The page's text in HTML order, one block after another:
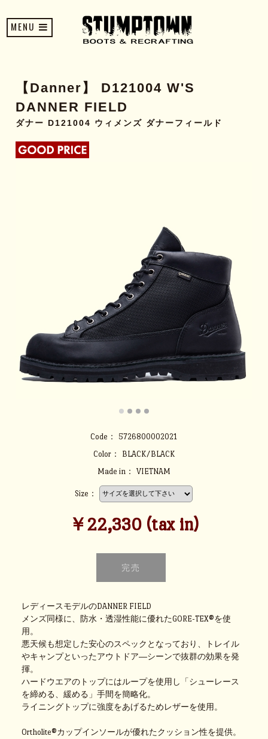
MENU
【Danner】 D121004 W'S
DANNER FIELD
ダナー D121004 ウィメンズ ダナーフィールド
Code：
5726800002021
Color：
BLACK/BLACK
Made in：
VIETNAM
Size：
￥22,330 (tax in)
レディースモデルのDANNER FIELD
メンズ同様に、防水・透湿性能に優れたGORE-TEX®を使
用。
悪天候も想定した安心のスペックとなっており、トレイル
やキャンプといったアウトドア―シーンで抜群の効果を発
揮。
ハードウエアのトップにはループを使用し「シューレース
を締める、緩める」手間を簡略化。
ライニングトップに強度をあげるためレザーを使用。
Ortholite®カップインソールが優れたクッション性を提供。